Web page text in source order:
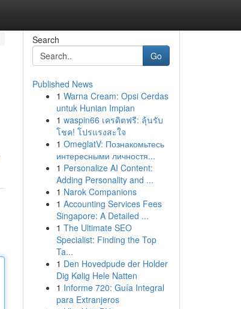
Search
Go
Published News
1 Warna Cream: Opsi Cerdas
untuk Hunian Impian
1 waspin66 เครดิตฟรี: ลุ้นรับ
โชค! โปรแรงสะใจ
1 OmeglatV: Познакомьтесь
интересными личностя...
1 Personalize AI Content:
Adding Personality and ...
1 Narok Companions
1 Accounting Services Fees
Singapore: A Detailed ...
1 The Ultimate SEO
Specialist: Finding the Top
Ta...
1 Den Hovedpude der Holder
Dig Kølig Hele Natten
1 Informe 720: Guía Integral
para Extranjeros